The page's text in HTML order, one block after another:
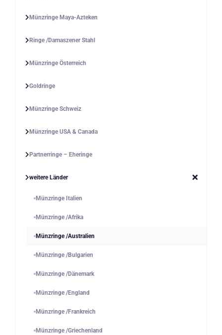
Münzringe Maya-Azteken
Ringe /Damaszener Stahl
Münzringe Österreich
Goldringe
Münzringe Schweiz
Münzringe USA & Canada
Partnerringe – Eheringe
weitere Länder
Münzringe Italien
Münzringe /Afrika
Münzringe /Australien
Münzringe /Bulgarien
Münzringe /Dänemark
Münzringe /England
Münzringe /Frankreich
Münzringe /Griechenland